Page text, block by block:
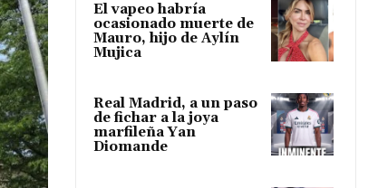
El vapeo habría
ocasionado muerte de
Mauro, hijo de Aylín
Mujica
Real Madrid, a un paso
de fichar a la joya
marfileña Yan
Diomande